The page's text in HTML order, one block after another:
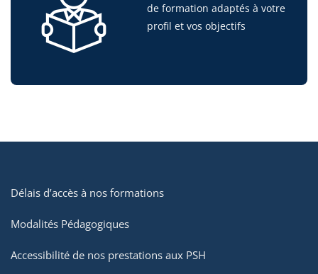
de formation adaptés à votre
profil et vos objectifs
Délais d’accès à nos formations
Modalités Pédagogiques
Accessibilité de nos prestations aux PSH